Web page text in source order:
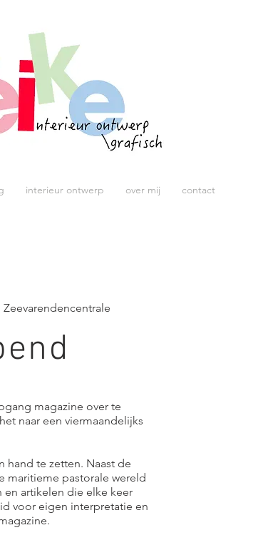
interieur ontwerp over mij contact
magazine over te
naar een viermaandelijks
hand te zetten. Naast de
maritieme pastorale wereld
en artikelen die elke keer
voor eigen interpretatie en